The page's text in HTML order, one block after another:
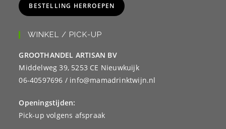
BESTELLING HERROEPEN
WINKEL / PICK-UP
GROOTHANDEL ARTISAN BV
Middelweg 39, 5253 CE Nieuwkuijk
06-40597696 / info@mamadrinktwijn.nl
Openingstijden:
Pick-up volgens afspraak